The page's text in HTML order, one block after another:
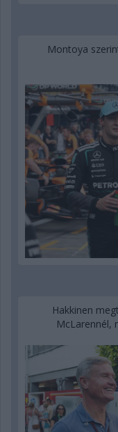
Montoya
Hakkinen
McLarennél,